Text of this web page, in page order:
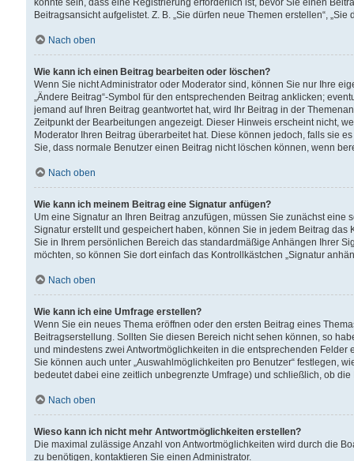
könnte sein, dass eine Registrierung erforderlich ist, bevor Sie einen
Beitragsansicht aufgelistet. Z. B. „Sie dürfen neue Themen erstellen“,
Nach oben
Wie kann ich einen Beitrag bearbeiten oder löschen?
Wenn Sie nicht Administrator oder Moderator sind, können Sie nur Ihre
„Ändere Beitrag“-Symbol für den entsprechenden Beitrag anklicken;
jemand auf Ihren Beitrag geantwortet hat, wird Ihr Beitrag in der
Zeitpunkt der Bearbeitungen angezeigt. Dieser Hinweis erscheint nicht,
Moderator Ihren Beitrag überarbeitet hat. Diese können jedoch, falls sie
Sie, dass normale Benutzer einen Beitrag nicht löschen können, wenn
Nach oben
Wie kann ich meinem Beitrag eine Signatur anfügen?
Um eine Signatur an Ihren Beitrag anzufügen, müssen Sie zunächst
Signatur erstellt und gespeichert haben, können Sie in jedem Beitrag
Sie in Ihrem persönlichen Bereich das standardmäßige Anhängen Ihrer
möchten, so können Sie dort einfach das Kontrollkästchen „Signatur
Nach oben
Wie kann ich eine Umfrage erstellen?
Wenn Sie ein neues Thema eröffnen oder den ersten Beitrag eines
Beitragserstellung. Sollten Sie diesen Bereich nicht sehen können, so
und mindestens zwei Antwortmöglichkeiten in die entsprechenden
Sie können auch unter „Auswahlmöglichkeiten pro Benutzer“ festlegen,
bedeutet dabei eine zeitlich unbegrenzte Umfrage) und schließlich, ob
Nach oben
Wieso kann ich nicht mehr Antwortmöglichkeiten erstellen?
Die maximal zulässige Anzahl von Antwortmöglichkeiten wird durch die
zu benötigen, kontaktieren Sie einen Administrator.